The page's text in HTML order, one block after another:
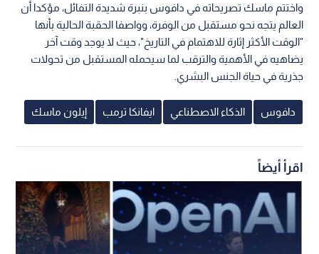
واختتم ماسك تصريحاته في دافوس بنبرة شديدة التفائل، مؤكدا أن
العالم يتجه نحو مستقبل من الوفرة، وواصفا الحقبة الحالية بأنها
"الوقت الأكثر إثارة للاهتمام في التاريخ"، حيث لا يوجد وقت آخر
يضاهيه في الأهمية والترقب لما سيحمله المستقبل من تحولات
جذرية في حياة الجنس البشري.
دافوس الذكاء الاصطناعي ايفانكا ترمب إيلون ماسك
اقرأ أيضاً